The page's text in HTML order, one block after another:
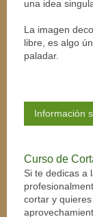
una idea
La imagen
libre, es algo
paladar.
Información
Curso de
Si te dedicas a
cortar y